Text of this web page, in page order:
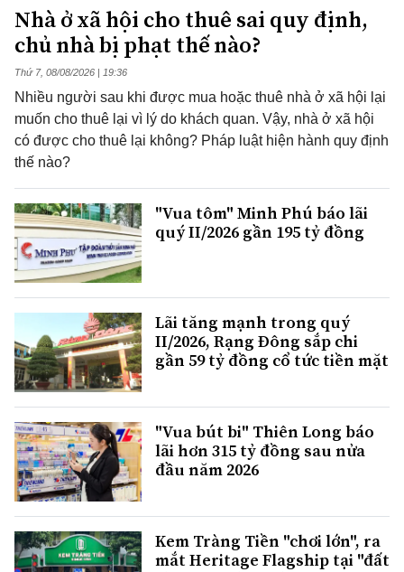
Nhà ở xã hội cho thuê sai quy định,
chủ nhà bị phạt thế nào?
Thứ 7, 08/08/2026 | 19:36
Nhiều người sau khi được mua hoặc thuê nhà ở xã hội lại
muốn cho thuê lại vì lý do khách quan. Vậy, nhà ở xã hội
có được cho thuê lại không? Pháp luật hiện hành quy định
thế nào?
"Vua tôm" Minh Phú báo lãi
quý II/2026 gần 195 tỷ đồng
Lãi tăng mạnh trong quý
II/2026, Rạng Đông sắp chi
gần 59 tỷ đồng cổ tức tiền mặt
"Vua bút bi" Thiên Long báo
lãi hơn 315 tỷ đồng sau nửa
đầu năm 2026
Kem Tràng Tiền "chơi lớn", ra
mắt Heritage Flagship tại "đất